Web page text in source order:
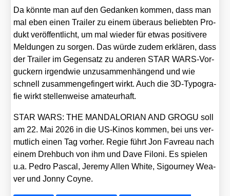
Da könn­te man auf den Gedan­ken kom­men, dass man
mal eben einen Trai­ler zu einem über­aus belieb­ten Pro­
dukt ver­öf­fent­licht, um mal wie­der für etwas posi­ti­ve­re
Mel­dun­gen zu sor­gen. Das wür­de zudem erklä­ren, dass
der Trai­ler im Gegen­satz zu ande­ren STAR WARS-Vor­
gu­ckern irgend­wie unzu­sam­men­hän­gend und wie
schnell zusam­men­ge­fin­gert wirkt. Auch die 3D-Typo­gra­
fie wirkt stel­len­wei­se ama­teur­haft.
STAR WARS: THE MANDALORIAN AND GROGU soll
am 22. Mai 2026 in die US-Kinos kom­men, bei uns ver­
mut­lich einen Tag vor­her. Regie führt Jon Fav­reau nach
einem Dreh­buch von ihm und Dave Filoni. Es spie­len
u.a. Pedro Pas­cal, Jere­my Allen White, Sigour­ney Wea­
ver und Jon­ny Coy­ne.